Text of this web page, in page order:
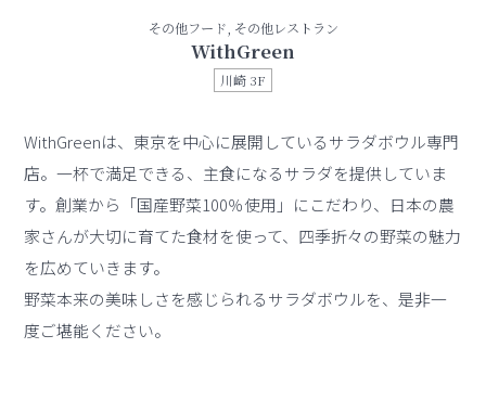
その他フード, その他レストラン
WithGreen
川崎 3F
WithGreenは、東京を中心に展開しているサラダボウル専門
店。一杯で満足できる、主食になるサラダを提供していま
す。創業から「国産野菜100％使用」にこだわり、日本の農
家さんが大切に育てた食材を使って、四季折々の野菜の魅力
を広めていきます。
野菜本来の美味しさを感じられるサラダボウルを、是非一
度ご堪能ください。